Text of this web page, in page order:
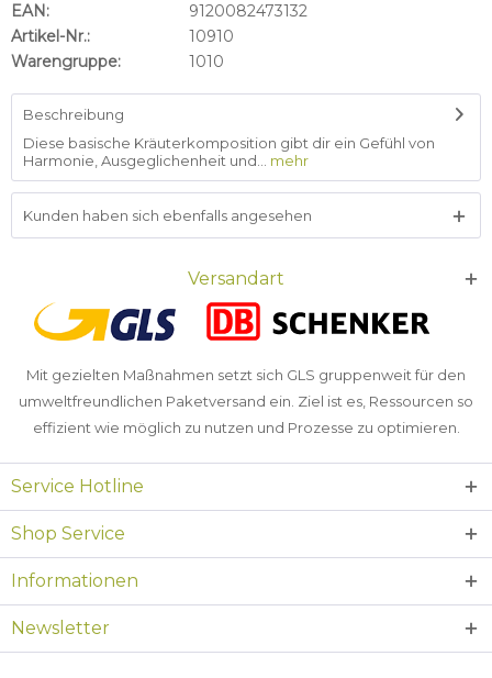
EAN:
9120082473132
Artikel-Nr.:
10910
Warengruppe:
1010
Beschreibung
Diese basische Kräuterkomposition gibt dir ein Gefühl von
Harmonie, Ausgeglichenheit und...
mehr
Kunden haben sich ebenfalls angesehen
Versandart
Mit gezielten Maßnahmen setzt sich GLS gruppenweit für den
umweltfreundlichen Paketversand ein. Ziel ist es, Ressourcen so
effizient wie möglich zu nutzen und Prozesse zu optimieren.
Service Hotline
Shop Service
Informationen
Newsletter